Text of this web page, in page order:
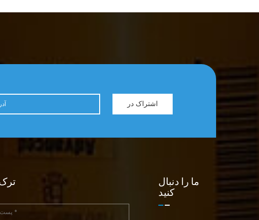
اشتراک در
ما را دنبال
کنید